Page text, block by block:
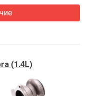
(1.4L)